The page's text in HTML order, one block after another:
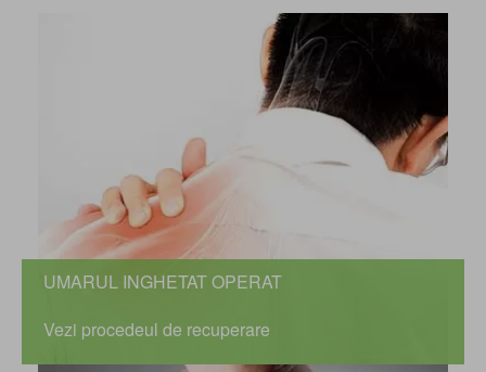
UMARUL INGHETAT OPERAT
Vezi procedeul de recuperare